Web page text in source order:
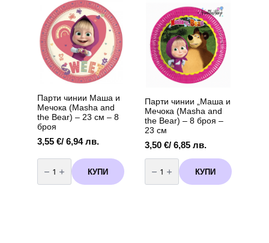
Masha
the
Bear)
Lovely
20
броя
Парти чинии Маша и
Мечока (Masha and
the Bear) – 23 см – 8
броя
3,55 €/ 6,94 лв.
количество
за
Парти
чинии
КУПИ
Парти чинии „Маша и
Мечока (Masha and
the Bear) – 8 броя –
23 см
3,50 €/ 6,85 лв.
количество
за
Парти
чинии
КУПИ